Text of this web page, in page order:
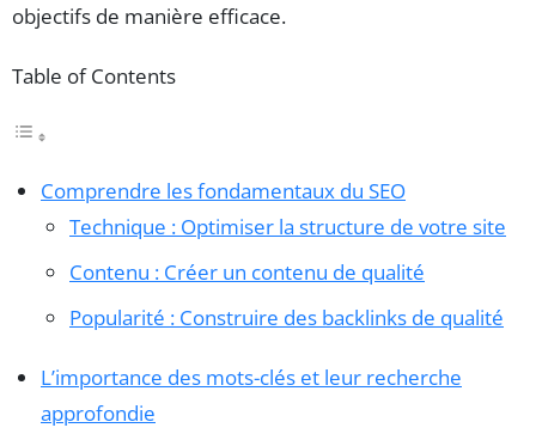
objectifs de manière efficace.
Table of Contents
Comprendre les fondamentaux du SEO
Technique : Optimiser la structure de votre site
Contenu : Créer un contenu de qualité
Popularité : Construire des backlinks de qualité
L’importance des mots-clés et leur recherche
approfondie